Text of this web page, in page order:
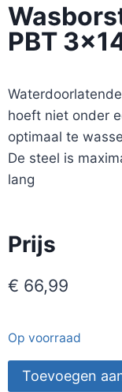
PBT
hoeft niet onder
optimaal te
De steel is
lang
Prijs
€ 66,99
Op voorraad
Toevoegen